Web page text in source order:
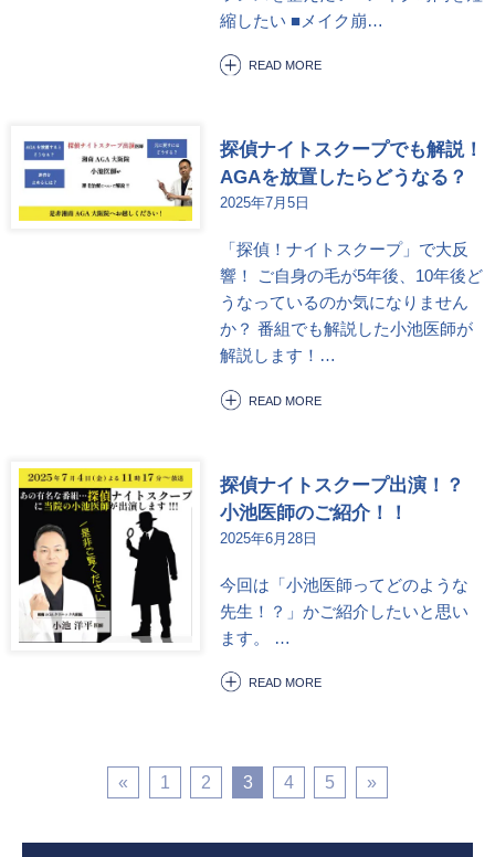
縮したい ■メイク崩…
READ MORE
2025年7月5日
探偵ナイトスクープでも解説！
AGAを放置したらどうなる？
「探偵！ナイトスクープ」で大反
響！ ご自身の毛が5年後、10年後ど
うなっているのか気になりません
か？ 番組でも解説した小池医師が
解説します！…
READ MORE
2025年6月28日
探偵ナイトスクープ出演！？
小池医師のご紹介！！
今回は「小池医師ってどのような
先生！？」かご紹介したいと思い
ます。 …
READ MORE
« 1 2 3 4 5 »